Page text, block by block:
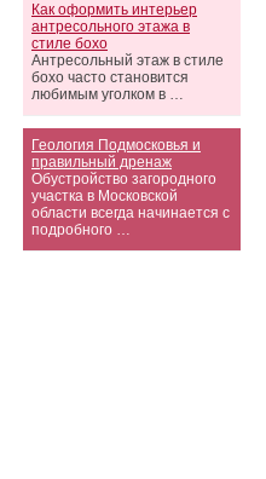
Как оформить интерьер
антресольного этажа в
стиле бохо
Антресольный этаж в стиле
бохо часто становится
любимым уголком в …
Геология Подмосковья и
правильный дренаж
Обустройство загородного
участка в Московской
области всегда начинается с
подробного …